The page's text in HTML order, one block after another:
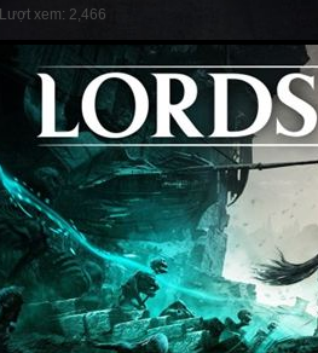
Lượt xem: 2,466